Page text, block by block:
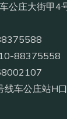
公庄大街甲4
88375558
线车公庄站H口